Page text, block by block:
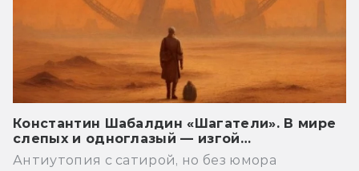
Константин Шабалдин «Шагатели». В мире
слепых и одноглазый — изгой…
Антиутопия с сатирой, но без юмора